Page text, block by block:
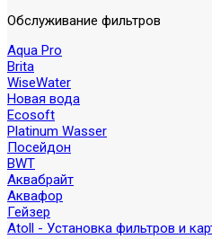
Обслуживание фильтров
Aqua Pro
Brita
WiseWater
Новая вода
Ecosoft
Platinum Wasser
Посейдон
BWT
Аквабрайт
Аквафор
Гейзер
Atoll - Установка фильтров и